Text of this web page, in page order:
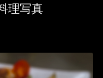
理写真